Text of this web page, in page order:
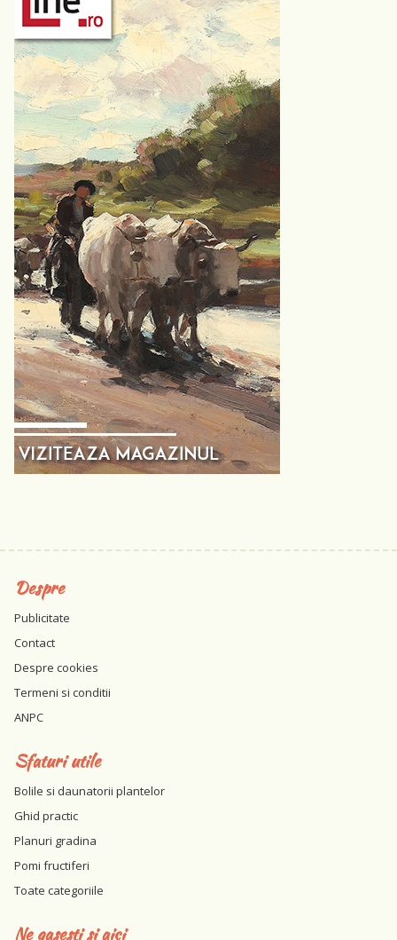
Despre
Publicitate
Contact
Despre cookies
Termeni si conditii
ANPC
Sfaturi utile
Bolile si daunatorii plantelor
Ghid practic
Planuri gradina
Pomi fructiferi
Toate categoriile
Ne gasesti si aici